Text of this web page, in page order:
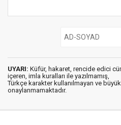
UYARI: Küfür, hakaret, rencide edici
içeren, imla kuralları ile yazılmamış,
Türkçe karakter kullanılmayan ve
onaylanmamaktadır.